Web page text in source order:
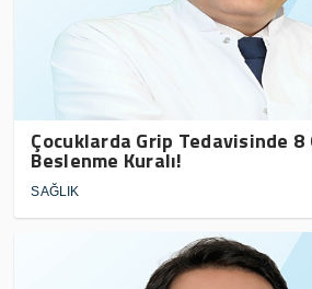
Çocuklarda Grip Tedavisinde 8
Beslenme Kuralı!
SAĞLIK